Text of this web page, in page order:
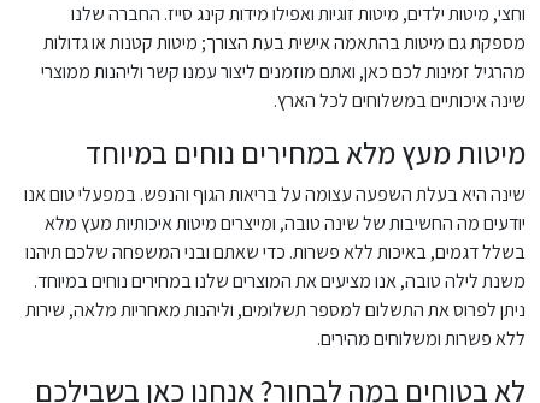
וחצי, מיטות ילדים, מיטות זוגיות ואפילו מידות קינג סייז. החברה שלנו
מספקת גם מיטות בהתאמה אישית בעת הצורך; מיטות קטנות או גדולות
מהרגיל זמינות לכם כאן, ואתם מוזמנים ליצור עמנו קשר וליהנות ממוצרי
שינה איכותיים במשלוחים לכל הארץ.
מיטות מעץ מלא במחירים נוחים במיוחד
שינה היא בעלת השפעה עצומה על בריאות הגוף והנפש. במפעלי טום אנו
יודעים מה החשיבות של שינה טובה, ומייצרים מיטות איכותיות מעץ מלא
בשלל דגמים, באיכות ללא פשרות. כדי שאתם ובני המשפחה שלכם תיהנו
משנת לילה טובה, אנו מציעים את המוצרים שלנו במחירים נוחים במיוחד.
ניתן לפרוס את התשלום למספר תשלומים, וליהנות מאחריות מלאה, שירות
ללא פשרות ומשלוחים מהירים.
לא בטוחים במה לבחור? אנחנו כאן בשבילכם